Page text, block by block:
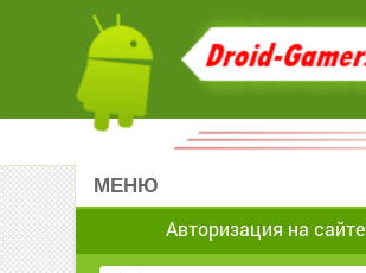
МЕНЮ
Авторизация на сайте